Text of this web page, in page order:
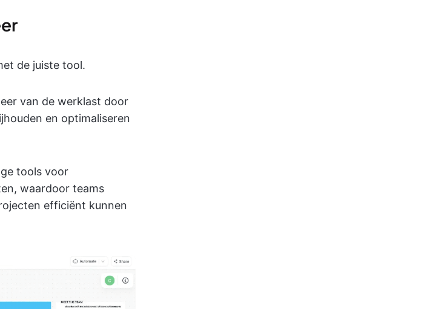
de juiste tool.
van de werklast door
en optimaliseren
tools voor
waardoor teams
efficiënt kunnen